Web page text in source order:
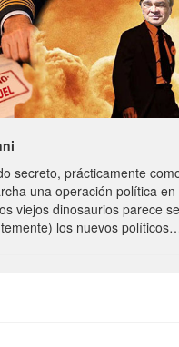
secreto, prácticamente
una operación política
viejos dinosaurios parece
los nuevos